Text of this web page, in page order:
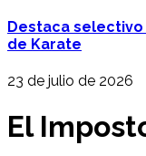
Destaca selectivo
de Karate
23 de julio de 2026
El